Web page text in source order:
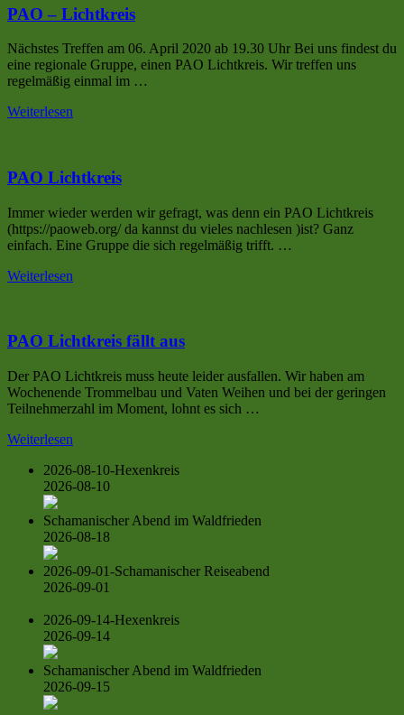
PAO – Lichtkreis
Nächstes Treffen am 06. April 2020 ab 19.30 Uhr Bei uns findest du
eine regionale Gruppe, einen PAO Lichtkreis. Wir treffen uns
regelmäßig einmal im …
Weiterlesen
PAO Lichtkreis
Immer wieder werden wir gefragt, was denn ein PAO Lichtkreis
(https://paoweb.org/ da kannst du vieles nachlesen )ist? Ganz
einfach. Eine Gruppe die sich regelmäßig trifft. …
Weiterlesen
PAO Lichtkreis fällt aus
Der PAO Lichtkreis muss heute leider ausfallen. Wir haben am
Wochenende Trommelbau und Vaten Weihen und bei der geringen
Teilnehmerzahl im Moment, lohnt es sich …
Weiterlesen
2026-08-10-Hexenkreis
2026-08-10
Schamanischer Abend im Waldfrieden
2026-08-18
2026-09-01-Schamanischer Reiseabend
2026-09-01
2026-09-14-Hexenkreis
2026-09-14
Schamanischer Abend im Waldfrieden
2026-09-15